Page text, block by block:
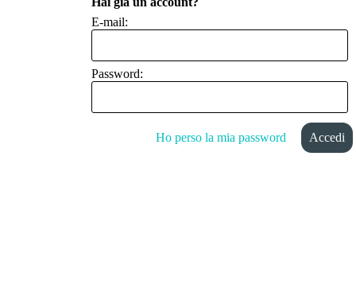
E-mail:
Password:
Ho perso la mia password